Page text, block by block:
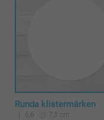
Runda klistermärken
6,6 7,3 cm